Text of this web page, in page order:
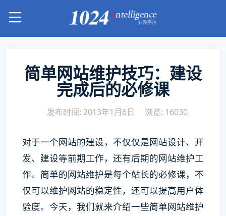
简单网站维护技巧：建设
完成后的必修课
发布时间: 2013年1月6日 浏览: 16030
对于一个网站的建设，不仅仅是网站设计、开
发、建设等前期工作，还有后期的网站维护工
作。简单的网站维护是每个站长的必修课，不
仅可以维护网站的稳定性，还可以提高用户体
验度。今天，我们就来介绍一些简单网站维护